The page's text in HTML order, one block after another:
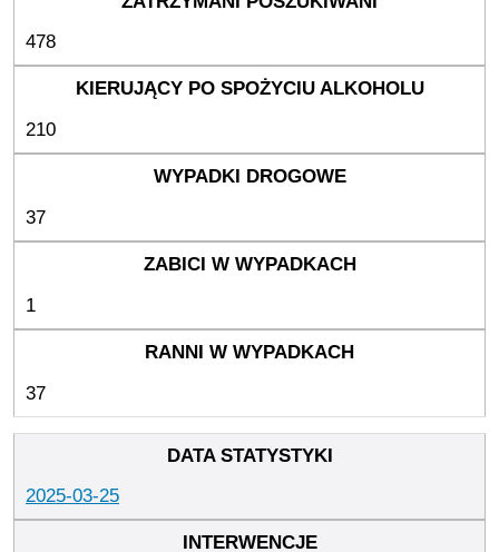
478
210
37
1
37
2025-03-25